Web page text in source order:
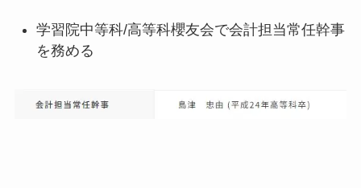
学習院中等科/高等科櫻友会で会計担当常任幹事
を務める